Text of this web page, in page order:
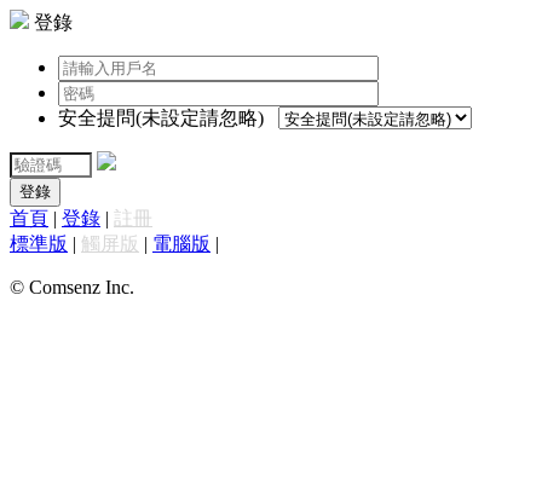
登錄
安全提問(未設定請忽略)
登錄
首頁 | 登錄 | 註冊
標準版 | 觸屏版 | 電腦版 |
© Comsenz Inc.